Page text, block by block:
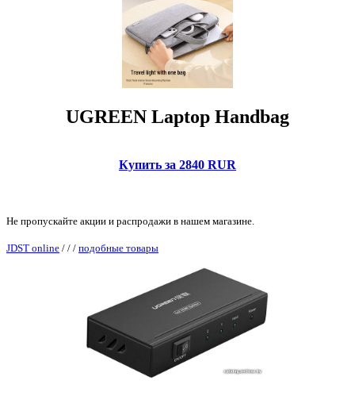
UGREEN Laptop Handbag
Купить за 2840 RUR
Не пропускайте акции и распродажи в нашем магазине.
JDST online / / / подобные товары